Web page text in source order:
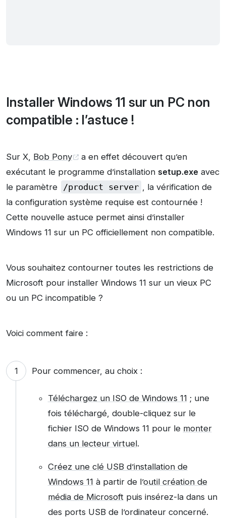
Installer Windows 11 sur un PC non
compatible : l’astuce !
Sur X, Bob Pony
a en effet découvert qu’en
exécutant le programme d’installation setup.exe avec
le paramètre
/product server , la vérification de
la configuration système requise est contournée !
Cette nouvelle astuce permet ainsi d’installer
Windows 11 sur un PC officiellement non compatible.
Vous souhaitez contourner toutes les restrictions de
Microsoft pour installer Windows 11 sur un vieux PC
ou un PC incompatible ?
Voici comment faire :
Pour commencer, au choix :
Téléchargez un ISO de Windows 11 ; une
fois téléchargé, double-cliquez sur le
fichier ISO de Windows 11 pour le monter
dans un lecteur virtuel.
Créez une clé USB d’installation de
Windows 11 à partir de l’outil création de
média de Microsoftpuis insérez-la dans un
des ports USB de l’ordinateur concerné.